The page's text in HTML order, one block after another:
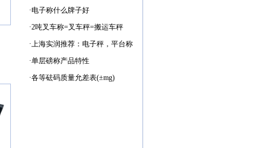
·电子称什么牌子好
·2吨叉车称=叉车秤=搬运车秤
·上海实润推荐：电子秤，平台称
·单层磅称产品特性
·各等砝码质量允差表(±mg)